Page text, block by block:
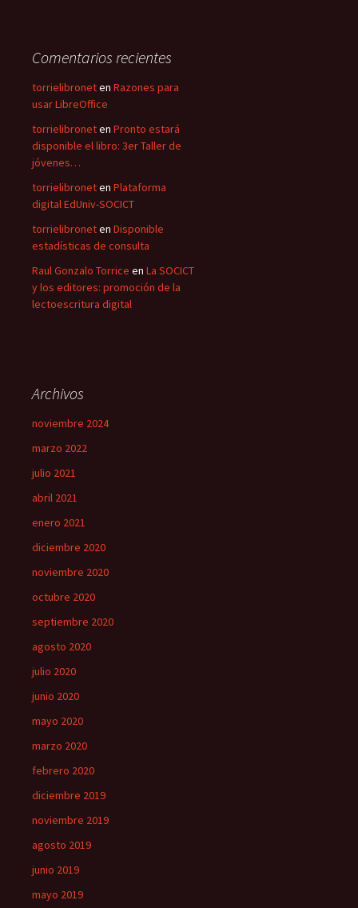
Comentarios recientes
torrielibroneten Razones para
usar LibreOffice
torrielibroneten Pronto estará
disponible el libro: 3er Taller de
jóvenes…
torrielibroneten Plataforma
digital EdUniv-SOCICT
torrielibroneten Disponible
estadísticas de consulta
Raul Gonzalo Torrice en La SOCICT
y los editores: promoción de la
lectoescritura digital
Archivos
noviembre 2024
marzo 2022
julio 2021
abril 2021
enero 2021
diciembre 2020
noviembre 2020
octubre 2020
septiembre 2020
agosto 2020
julio 2020
junio 2020
mayo 2020
marzo 2020
febrero 2020
diciembre 2019
noviembre 2019
agosto 2019
junio 2019
mayo 2019